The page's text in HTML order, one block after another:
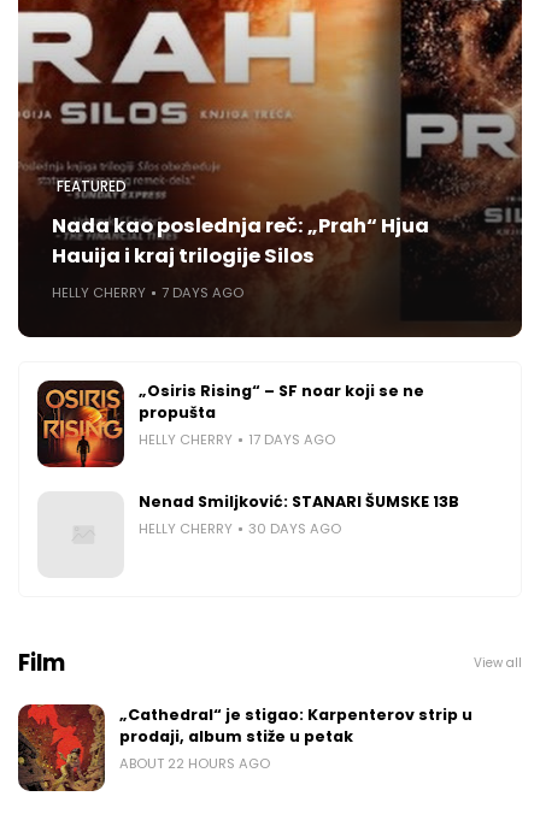
FEATURED
Nada kao poslednja reč: „Prah“ Hjua
Hauija i kraj trilogije Silos
HELLY CHERRY 7 DAYS AGO
„Osiris Rising“ – SF noar koji se ne
propušta
HELLY CHERRY 17 DAYS AGO
Nenad Smiljković: STANARI ŠUMSKE 13B
HELLY CHERRY 30 DAYS AGO
Film View all
„Cathedral“ je stigao: Karpenterov strip u
prodaji, album stiže u petak
ABOUT 22 HOURS AGO